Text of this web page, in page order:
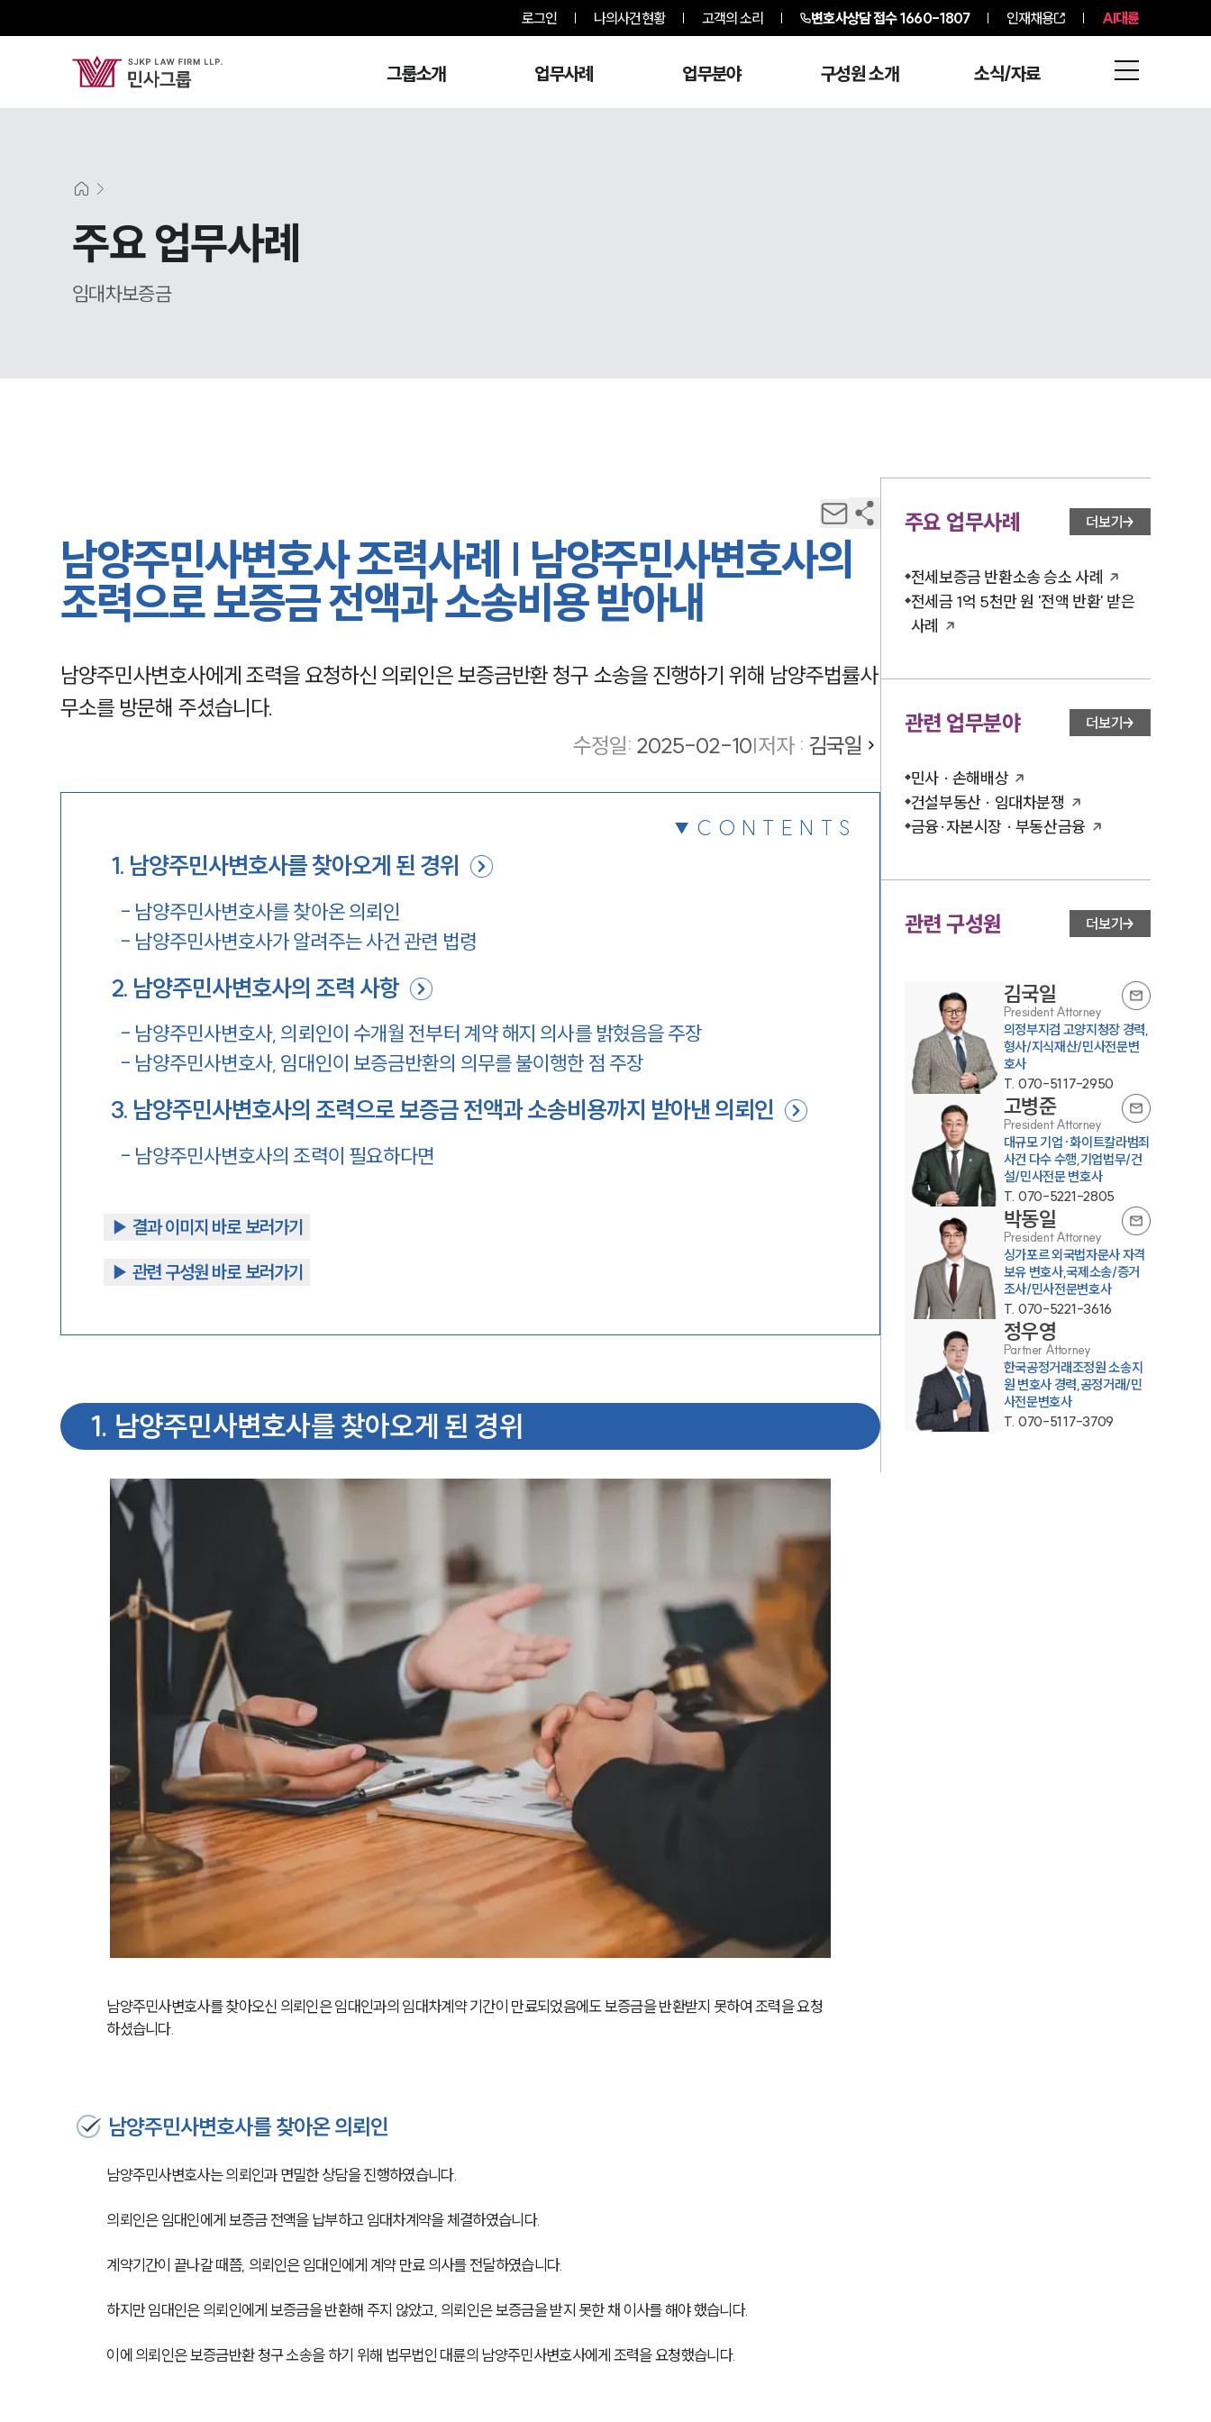
로그인 나의사건현황 고객의 소리 변호사상담 접수1660-1807 인재채용 AI대륜
그룹소개 업무사례 업무분야 구성원 소개 소식/자료
그룹소개
그룹소개
주요 업무사례
임대차보증금
남양주민사변호사 조력사례 | 남양주민사변호사의
조력으로 보증금 전액과 소송비용 받아내
남양주민사변호사에게 조력을 요청하신 의뢰인은 보증금반환 청구 소송을 진행하기 위해 남양주법률사
무소를 방문해 주셨습니다.
수정일: 2025-02-10|저자 : 김국일
CONTENTS
1. 남양주민사변호사를 찾아오게 된 경위
- 남양주민사변호사를 찾아온 의뢰인
- 남양주민사변호사가 알려주는 사건 관련 법령
2. 남양주민사변호사의 조력 사항
- 남양주민사변호사, 의뢰인이 수개월 전부터 계약 해지 의사를 밝혔음을 주장
- 남양주민사변호사, 임대인이 보증금반환의 의무를 불이행한 점 주장
3. 남양주민사변호사의 조력으로 보증금 전액과 소송비용까지 받아낸 의뢰인
- 남양주민사변호사의 조력이 필요하다면
▶︎ 결과 이미지 바로 보러가기
▶︎ 관련 구성원 바로 보러가기
1. 남양주민사변호사를 찾아오게 된 경위
남양주민사변호사를 찾아오신 의뢰인은 임대인과의 임대차계약 기간이 만료되었음에도 보증금을 반환받지 못하여 조력을 요청
하셨습니다.
남양주민사변호사를 찾아온 의뢰인
남양주민사변호사는 의뢰인과 면밀한 상담을 진행하였습니다.
의뢰인은 임대인에게 보증금 전액을 납부하고 임대차계약을 체결하였습니다.
계약기간이 끝나갈 때쯤, 의뢰인은 임대인에게 계약 만료 의사를 전달하였습니다.
하지만 임대인은 의뢰인에게 보증금을 반환해 주지 않았고, 의뢰인은 보증금을 받지 못한 채 이사를 해야 했습니다.
이에 의뢰인은 보증금반환 청구 소송을 하기 위해 법무법인 대륜의 남양주민사변호사에게 조력을 요청했습니다.
주요 업무사례 더보기
전세보증금 반환소송 승소 사례
전세금 1억 5천만 원 '전액 반환' 받은
사례
관련 업무분야 더보기
민사 · 손해배상
건설부동산 · 임대차분쟁
금융·자본시장 · 부동산금융
관련 구성원 더보기
김국일
President Attorney
의정부지검 고양지청장 경력,
형사/지식재산/민사전문변
호사
T. 070-5117-2950
고병준
President Attorney
대규모 기업·화이트칼라범죄
사건 다수 수행,기업법무/건
설/민사전문 변호사
T. 070-5221-2805
박동일
President Attorney
싱가포르 외국법자문사 자격
보유 변호사,국제소송/증거
조사/민사전문변호사
T. 070-5221-3616
정우영
Partner Attorney
한국공정거래조정원 소송지
원 변호사 경력,공정거래/민
사전문변호사
T. 070-5117-3709